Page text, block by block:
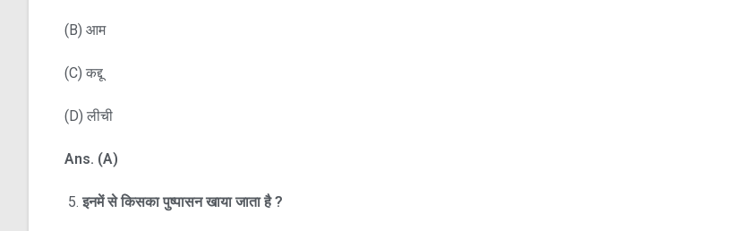
(B) आम
(C) कद्दू
(D) लीची
Ans. (A)
इनमें से किसका पुष्पासन खाया जाता है?